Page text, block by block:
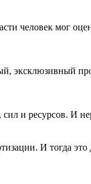
человек мог
и ресурсов. И
И тогда